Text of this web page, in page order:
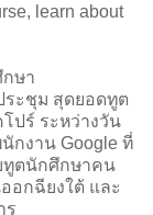
learn about
ษา
ระชุม สุดยอดทูต
ปร์ ระหว่างวัน
นักงาน Google ที่
ตนักศึกษาคน
อกฉียงใต้ และ
ร